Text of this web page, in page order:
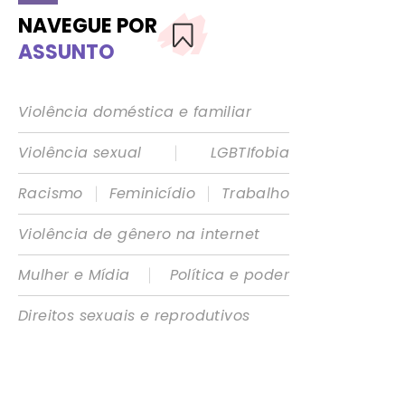
NAVEGUE POR
ASSUNTO
Violência doméstica e familiar
Violência sexual
|
LGBTIfobia
Racismo
| Feminicídio |
Trabalho
Violência de gênero na internet
Mulher e Mídia
|
Política e poder
Direitos sexuais e reprodutivos